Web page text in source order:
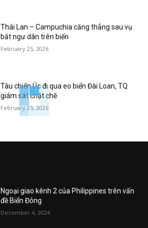
Thái Lan – Campuchia căng thẳng sau vụ
bắt ngư dân trên biển
February 25, 2026
Tàu chiến Úc đi qua eo biển Đài Loan, TQ
giám sát chặt chẽ
February 25, 2026
Ngoại giao kênh 2 của Philippines trên vấn
đề Biển Đông
December 4, 2024